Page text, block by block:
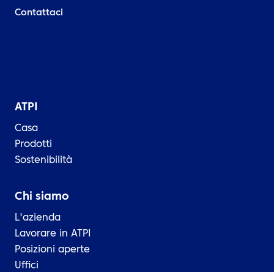
Contattaci
ATPI
Casa
Prodotti
Sostenibilità
Chi siamo
L'azienda
Lavorare in ATPI
Posizioni aperte
Uffici